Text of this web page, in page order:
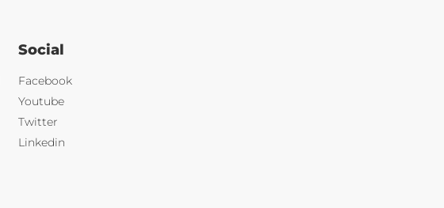
Social
Facebook
Youtube
Twitter
Linkedin